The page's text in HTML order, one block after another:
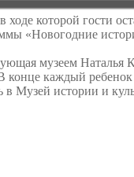
которой гости
«Новогодние
музеем Наталья
конце каждый
Музей истории и